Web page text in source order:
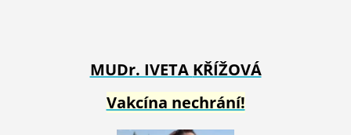
MUDr. IVETA KŘÍŽOVÁ
Vakcína nechrání!